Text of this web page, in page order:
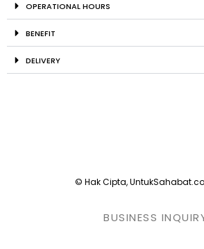
OPERATIONAL HOURS
BENEFIT
DELIVERY
© Hak Cipta,
BUSINESS